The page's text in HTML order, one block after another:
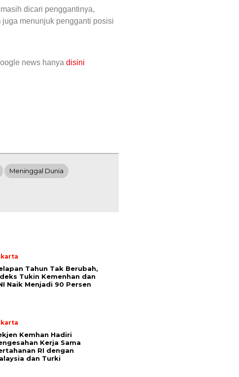
dicari penggantinya,
menunjuk pengganti posisi
news hanya disini
Meninggal Dunia
Tahun Tak Berubah,
Tukin Kemenhan dan
Naik Menjadi 90 Persen
Kemhan Hadiri
Kerja Sama
RI dengan
dan Turki